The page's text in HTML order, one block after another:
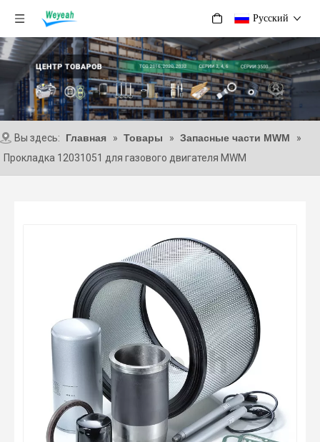
Pусский
Вы здесь: Главная » Товары » Запасные части MWM
»
Прокладка 12031051 для газового двигателя MWM